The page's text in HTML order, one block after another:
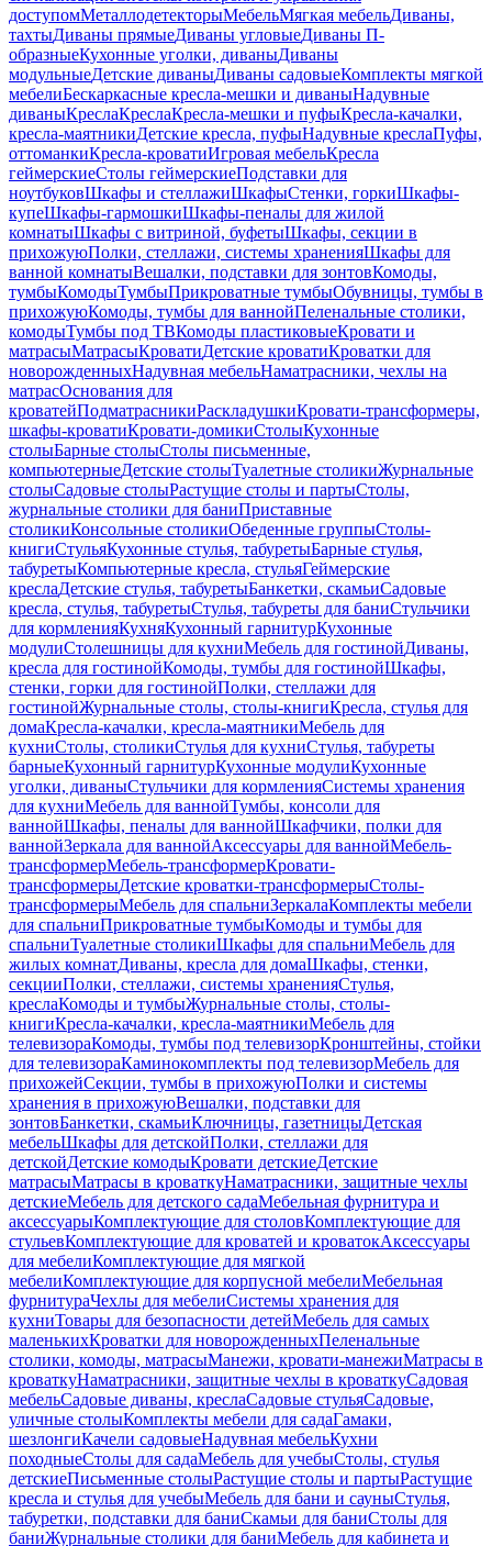
доступомМеталлодетекторыМебельМягкая мебельДиваны,
тахтыДиваны прямыеДиваны угловыеДиваны П-
образныеКухонные уголки, диваныДиваны
модульныеДетские диваныДиваны садовыеКомплекты мягкой
мебелиБескаркасные кресла-мешки и диваныНадувные
диваныКреслаКреслаКресла-мешки и пуфыКресла-качалки,
кресла-маятникиДетские кресла, пуфыНадувные креслаПуфы,
оттоманкиКресла-кроватиИгровая мебельКресла
геймерскиеСтолы геймерскиеПодставки для
ноутбуковШкафы и стеллажиШкафыСтенки, горкиШкафы-
купеШкафы-гармошкиШкафы-пеналы для жилой
комнатыШкафы с витриной, буфетыШкафы, секции в
прихожуюПолки, стеллажи, системы храненияШкафы для
ванной комнатыВешалки, подставки для зонтовКомоды,
тумбыКомодыТумбыПрикроватные тумбыОбувницы, тумбы в
прихожуюКомоды, тумбы для ваннойПеленальные столики,
комодыТумбы под ТВКомоды пластиковыеКровати и
матрасыМатрасыКроватиДетские кроватиКроватки для
новорожденныхНадувная мебельНаматрасники, чехлы на
матрасОснования для
кроватейПодматрасникиРаскладушкиКровати-трансформеры,
шкафы-кроватиКровати-домикиСтолыКухонные
столыБарные столыСтолы письменные,
компьютерныеДетские столыТуалетные столикиЖурнальные
столыСадовые столыРастущие столы и партыСтолы,
журнальные столики для баниПриставные
столикиКонсольные столикиОбеденные группыСтолы-
книгиСтульяКухонные стулья, табуретыБарные стулья,
табуретыКомпьютерные кресла, стульяГеймерские
креслаДетские стулья, табуретыБанкетки, скамьиСадовые
кресла, стулья, табуретыСтулья, табуреты для баниСтульчики
для кормленияКухняКухонный гарнитурКухонные
модулиСтолешницы для кухниМебель для гостинойДиваны,
кресла для гостинойКомоды, тумбы для гостинойШкафы,
стенки, горки для гостинойПолки, стеллажи для
гостинойЖурнальные столы, столы-книгиКресла, стулья для
домаКресла-качалки, кресла-маятникиМебель для
кухниСтолы, столикиСтулья для кухниСтулья, табуреты
барныеКухонный гарнитурКухонные модулиКухонные
уголки, диваныСтульчики для кормленияСистемы хранения
для кухниМебель для ваннойТумбы, консоли для
ваннойШкафы, пеналы для ваннойШкафчики, полки для
ваннойЗеркала для ваннойАксессуары для ваннойМебель-
трансформерМебель-трансформерКровати-
трансформерыДетские кроватки-трансформерыСтолы-
трансформерыМебель для спальниЗеркалаКомплекты мебели
для спальниПрикроватные тумбыКомоды и тумбы для
спальниТуалетные столикиШкафы для спальниМебель для
жилых комнатДиваны, кресла для домаШкафы, стенки,
секцииПолки, стеллажи, системы храненияСтулья,
креслаКомоды и тумбыЖурнальные столы, столы-
книгиКресла-качалки, кресла-маятникиМебель для
телевизораКомоды, тумбы под телевизорКронштейны, стойки
для телевизораКаминокомплекты под телевизорМебель для
прихожейСекции, тумбы в прихожуюПолки и системы
хранения в прихожуюВешалки, подставки для
зонтовБанкетки, скамьиКлючницы, газетницыДетская
мебельШкафы для детскойПолки, стеллажи для
детскойДетские комодыКровати детскиеДетские
матрасыМатрасы в кроваткуНаматрасники, защитные чехлы
детскиеМебель для детского садаМебельная фурнитура и
аксессуарыКомплектующие для столовКомплектующие для
стульевКомплектующие для кроватей и кроватокАксессуары
для мебелиКомплектующие для мягкой
мебелиКомплектующие для корпусной мебелиМебельная
фурнитураЧехлы для мебелиСистемы хранения для
кухниТовары для безопасности детейМебель для самых
маленькихКроватки для новорожденныхПеленальные
столики, комоды, матрасыМанежи, кровати-манежиМатрасы в
кроваткуНаматрасники, защитные чехлы в кроваткуСадовая
мебельСадовые диваны, креслаСадовые стульяСадовые,
уличные столыКомплекты мебели для садаГамаки,
шезлонгиКачели садовыеНадувная мебельКухни
походныеСтолы для садаМебель для учебыСтолы, стулья
детскиеПисьменные столыРастущие столы и партыРастущие
кресла и стулья для учебыМебель для бани и сауныСтулья,
табуретки, подставки для баниСкамьи для баниСтолы для
баниЖурнальные столики для баниМебель для кабинета и